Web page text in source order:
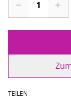
TEILEN